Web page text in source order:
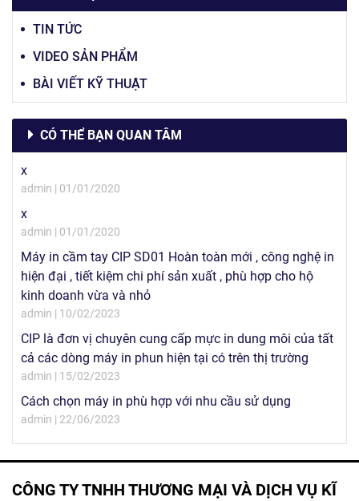
TIN TỨC
VIDEO SẢN PHẨM
BÀI VIẾT KỸ THUẬT
CÓ THỂ BẠN QUAN TÂM
x
admin | 01/01/2020
x
admin | 01/01/2020
Máy in cầm tay CIP SD01 Hoàn toàn mới , công nghệ in
hiện đại , tiết kiệm chi phí sản xuất , phù hợp cho hộ
kinh doanh vừa và nhỏ
admin | 10/02/2023
CIP là đơn vị chuyên cung cấp mực in dung môi của tất
cả các dòng máy in phun hiện tại có trên thị trường
admin | 15/02/2023
Cách chọn máy in phù hợp với nhu cầu sử dụng
admin | 22/06/2023
CÔNG TY TNHH THƯƠNG MẠI VÀ DỊCH VỤ KĨ